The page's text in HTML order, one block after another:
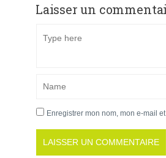
Laisser un
Enregistrer mon nom, mon e-mail